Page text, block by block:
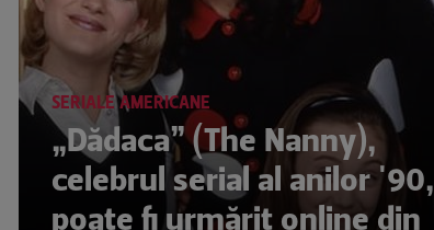
SERIALE AMERICANE
„Dădaca” (The Nanny),
celebrul serial al anilor '90,
poate fi urmărit online din